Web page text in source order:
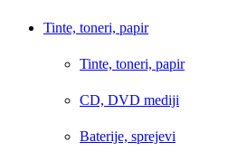
Tinte, toneri, papir
Tinte, toneri, papir
CD, DVD mediji
Baterije, sprejevi